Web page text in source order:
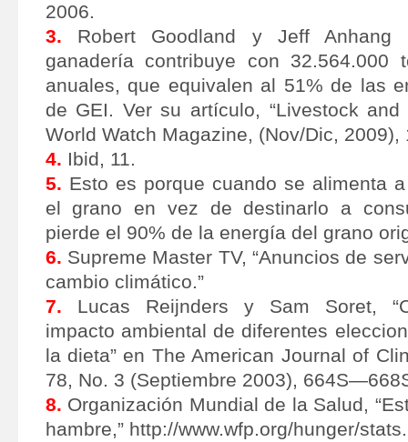
2006.
3. Robert Goodland y Jeff Anhang
ganadería contribuye con 32.564.000
anuales, que equivalen al 51% de las
de GEI. Ver su artículo, “Livestock and
World Watch Magazine, (Nov/Dic,
4. Ibid, 11.
5. Esto es porque cuando se alimenta
el grano en vez de destinarlo a
pierde el 90% de la energía del grano
6. Supreme Master TV, “Anuncios de
cambio climático.”
7. Lucas Reijnders y Sam Soret,
impacto ambiental de diferentes
la dieta” en The American Journal of
78, No. 3 (Septiembre 2003),
8. Organización Mundial de la Salud,
hambre,” http://www.wfp.org/hunger/stats.